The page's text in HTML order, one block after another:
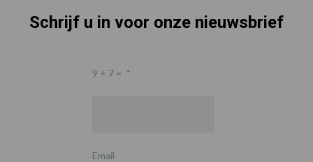
Schrijf u in voor onze nieuwsbrief
9 + 7 = *
Email